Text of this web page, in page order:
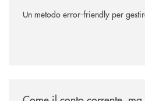
Un metodo error-friendly per